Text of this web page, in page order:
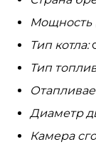
Мощность
Тип котла:
Тип
Диаметр
Камера